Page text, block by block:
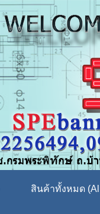
สินค้าทั้งหมด